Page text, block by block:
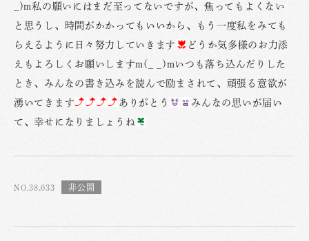
_)m私の願いにはまだ至ってないですが、焦ってもよくない
と思うし、時間がかかってもいいから、もう一度私をみても
らえるように日々努力していきます
どうか気多様のお力添
えもよろしくお願いしますm(_ _)mいつも落ち込んだりした
とき、みんなの書き込みを読んで励まされて、頑張る意欲が
湧いてきます
ありがとう
みんなの思いが届い
て、幸せになりましょうね
NO.38,033